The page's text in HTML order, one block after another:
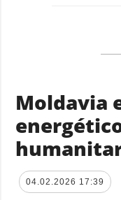
Moldavia
04.02.2026 17:39